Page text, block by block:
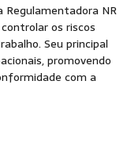
Regulamentadora NR
os riscos
Seu principal
promovendo
com a